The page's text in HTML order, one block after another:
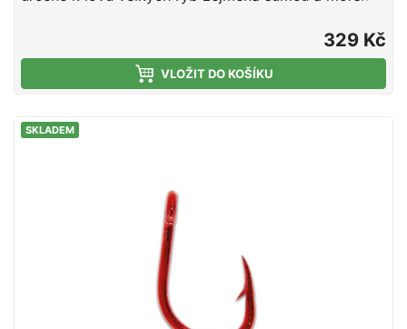
329 Kč
VLOŽIT DO KOŠÍKU
SKLADEM